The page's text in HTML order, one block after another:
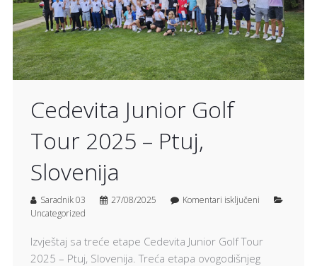
Cedevita Junior Golf
Tour 2025 – Ptuj,
Slovenija
Saradnik 03 27/08/2025
Komentari isključeni
Uncategorized
Izvještaj sa treće etape Cedevita Junior Golf Tour
2025 – Ptuj, Slovenija. Treća etapa ovogodišnjeg